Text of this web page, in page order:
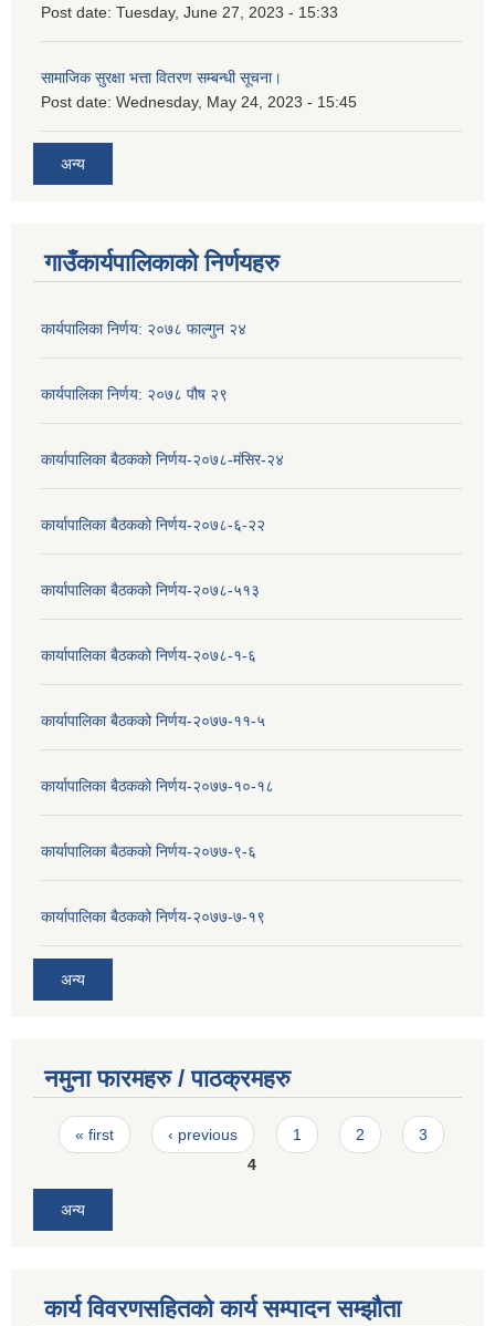
Post date: Tuesday, June 27, 2023 - 15:33
सामाजिक सुरक्षा भत्ता वितरण सम्बन्धी सूचना।
Post date: Wednesday, May 24, 2023 - 15:45
अन्य
गाउँकार्यपालिकाको निर्णयहरु
कार्यपालिका निर्णय: २०७८ फाल्गुन २४
कार्यपालिका निर्णय: २०७८ पौष २९
कार्यापालिका बैठकको निर्णय-२०७८-मंसिर-२४
कार्यापालिका बैठकको निर्णय-२०७८-६-२२
कार्यापालिका बैठकको निर्णय-२०७८-५१३
कार्यापालिका बैठकको निर्णय-२०७८-१-६
कार्यापालिका बैठकको निर्णय-२०७७-११-५
कार्यापालिका बैठकको निर्णय-२०७७-१०-१८
कार्यापालिका बैठकको निर्णय-२०७७-९-६
कार्यापालिका बैठकको निर्णय-२०७७-७-१९
अन्य
नमुना फारमहरु / पाठक्रमहरु
Pages
« first ‹ previous 1 2
3
4
अन्य
कार्य विवरणसहितको कार्य सम्पादन सम्झौता